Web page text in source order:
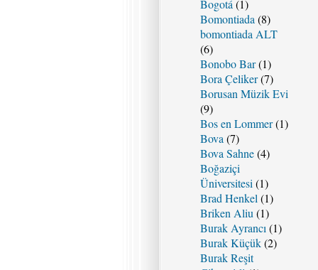
Bogotá (1)
Bomontiada (8)
bomontiada ALT
(6)
Bonobo Bar(1)
Bora Çeliker(7)
Borusan Müzik Evi
(9)
Bos en Lommer(1)
Bova (7)
Bova Sahne(4)
Boğaziçi
Üniversitesi (1)
Brad Henkel (1)
Briken Aliu (1)
Burak Ayrancı (1)
Burak Küçük(2)
Burak Reşit